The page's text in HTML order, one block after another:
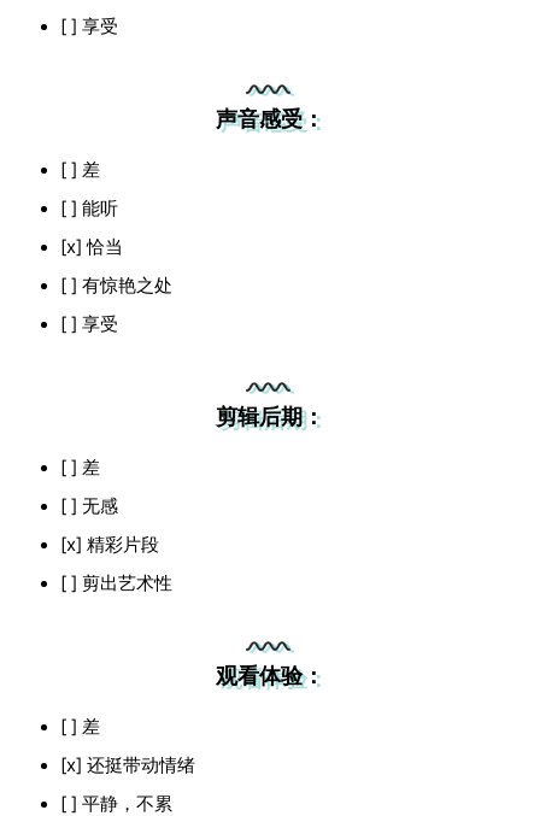
[ ] 享受
声音感受：
[ ] 差
[ ] 能听
[x] 恰当
[ ] 有惊艳之处
[ ] 享受
剪辑后期：
[ ] 差
[ ] 无感
[x] 精彩片段
[ ] 剪出艺术性
观看体验：
[ ] 差
[x] 还挺带动情绪
[ ] 平静，不累